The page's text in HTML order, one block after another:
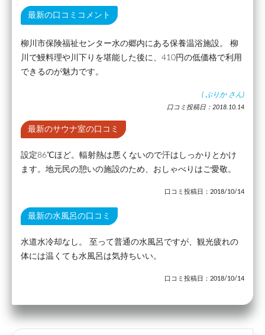
最新の口コミコメント
柳川市保険福祉センター水の郷内にある保養温浴施設。 柳
川で鰻料理や川下りを堪能した後に、410円の低価格で利用
できるのが魅力です。
( ぷりか さん)
口コミ投稿日：2018.10.14
最新のサウナ室の口コミ
設定86℃ほど。輻射熱は悪くないので汗はしっかりとかけ
ます。地元民の憩いの施設のため、おしゃべりはご愛敬。
口コミ投稿日：2018/10/14
最新の水風呂の口コミ
水道水冷却なし。 至って普通の水風呂ですが、観光疲れの
体には温くても水風呂は気持ちいい。
口コミ投稿日：2018/10/14